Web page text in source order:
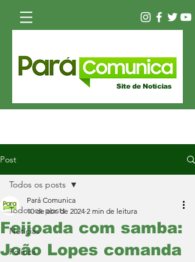
Site de Notícias
Post
Todos os posts
Notícias
Política
Todos os posts
Feijoada com samba:
João Lopes comanda
Pará Comunica
10 de abr. de 2024 2 min de leitura